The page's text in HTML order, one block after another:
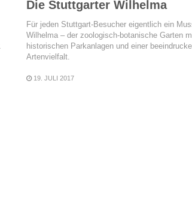
Die Stuttgarter Wilhelma
Für jeden Stuttgart-Besucher eigentlich ein
Wilhelma – der zoologisch-botanische Garten
historischen Parkanlagen und einer
Artenvielfalt.
19. JULI 2017